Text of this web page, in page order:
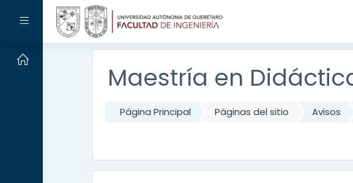
Panel lateral
Salta al contenido principal
Maestría en
Página Principal Páginas del sitio Avisos